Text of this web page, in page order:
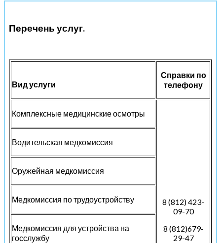
Перечень услуг.
Вид услуги
Справки по
телефону
Комплексные медицинские осмотры
8 (812) 423-
09-70
8 (812)679-
29-47
Водительская медкомиссия
Оружейная медкомиссия
Медкомиссия по трудоустройству
Медкомиссия для устройства на
госслужбу